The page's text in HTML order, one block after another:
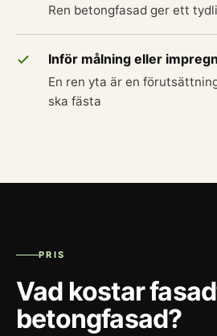
Ren betongfasad ger ett
Inför målning eller
En ren yta är en
ska fästa
PRIS
Vad kostar
betongfasad?